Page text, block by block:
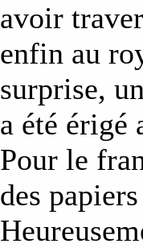
avoir
enfin au
surprise,
a été érigé
Pour le
des